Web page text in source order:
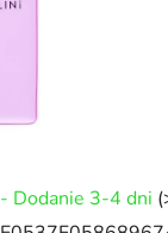
Dodanie 3-4 dni